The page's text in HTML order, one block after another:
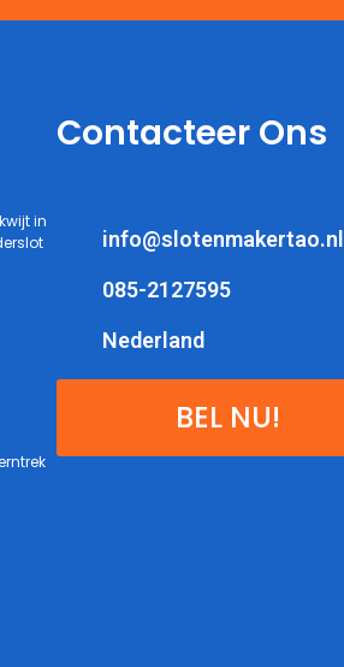
in
Contacteer Ons
info@slotenmakertao.nl
085-2127595
Nederland
BEL NU!